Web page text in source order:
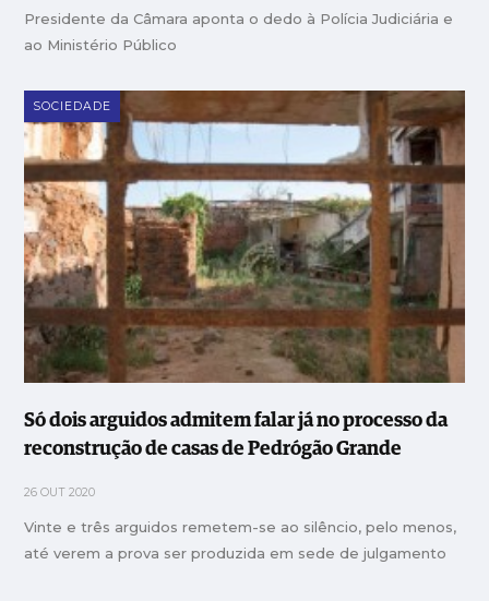
Presidente da Câmara aponta o dedo à Polícia Judiciária e
ao Ministério Público
SOCIEDADE
Só dois arguidos admitem falar já no processo da
reconstrução de casas de Pedrógão Grande
26 OUT 2020
Vinte e três arguidos remetem-se ao silêncio, pelo menos,
até verem a prova ser produzida em sede de julgamento